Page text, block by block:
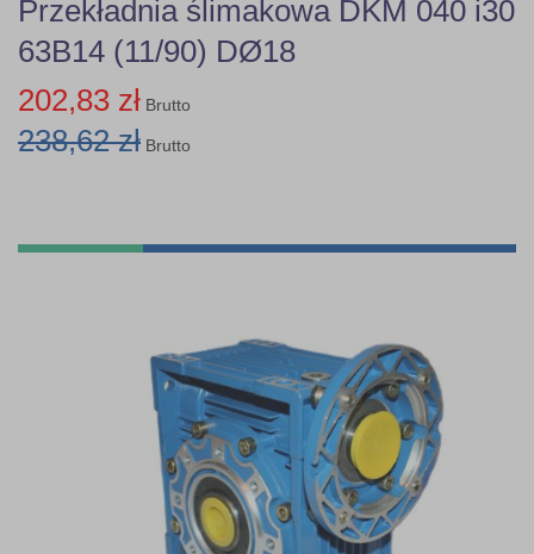
Przekładnia ślimakowa DKM 040 i30
63B14 (11/90) DØ18
202,83 zł Brutto
238,62 zł Brutto